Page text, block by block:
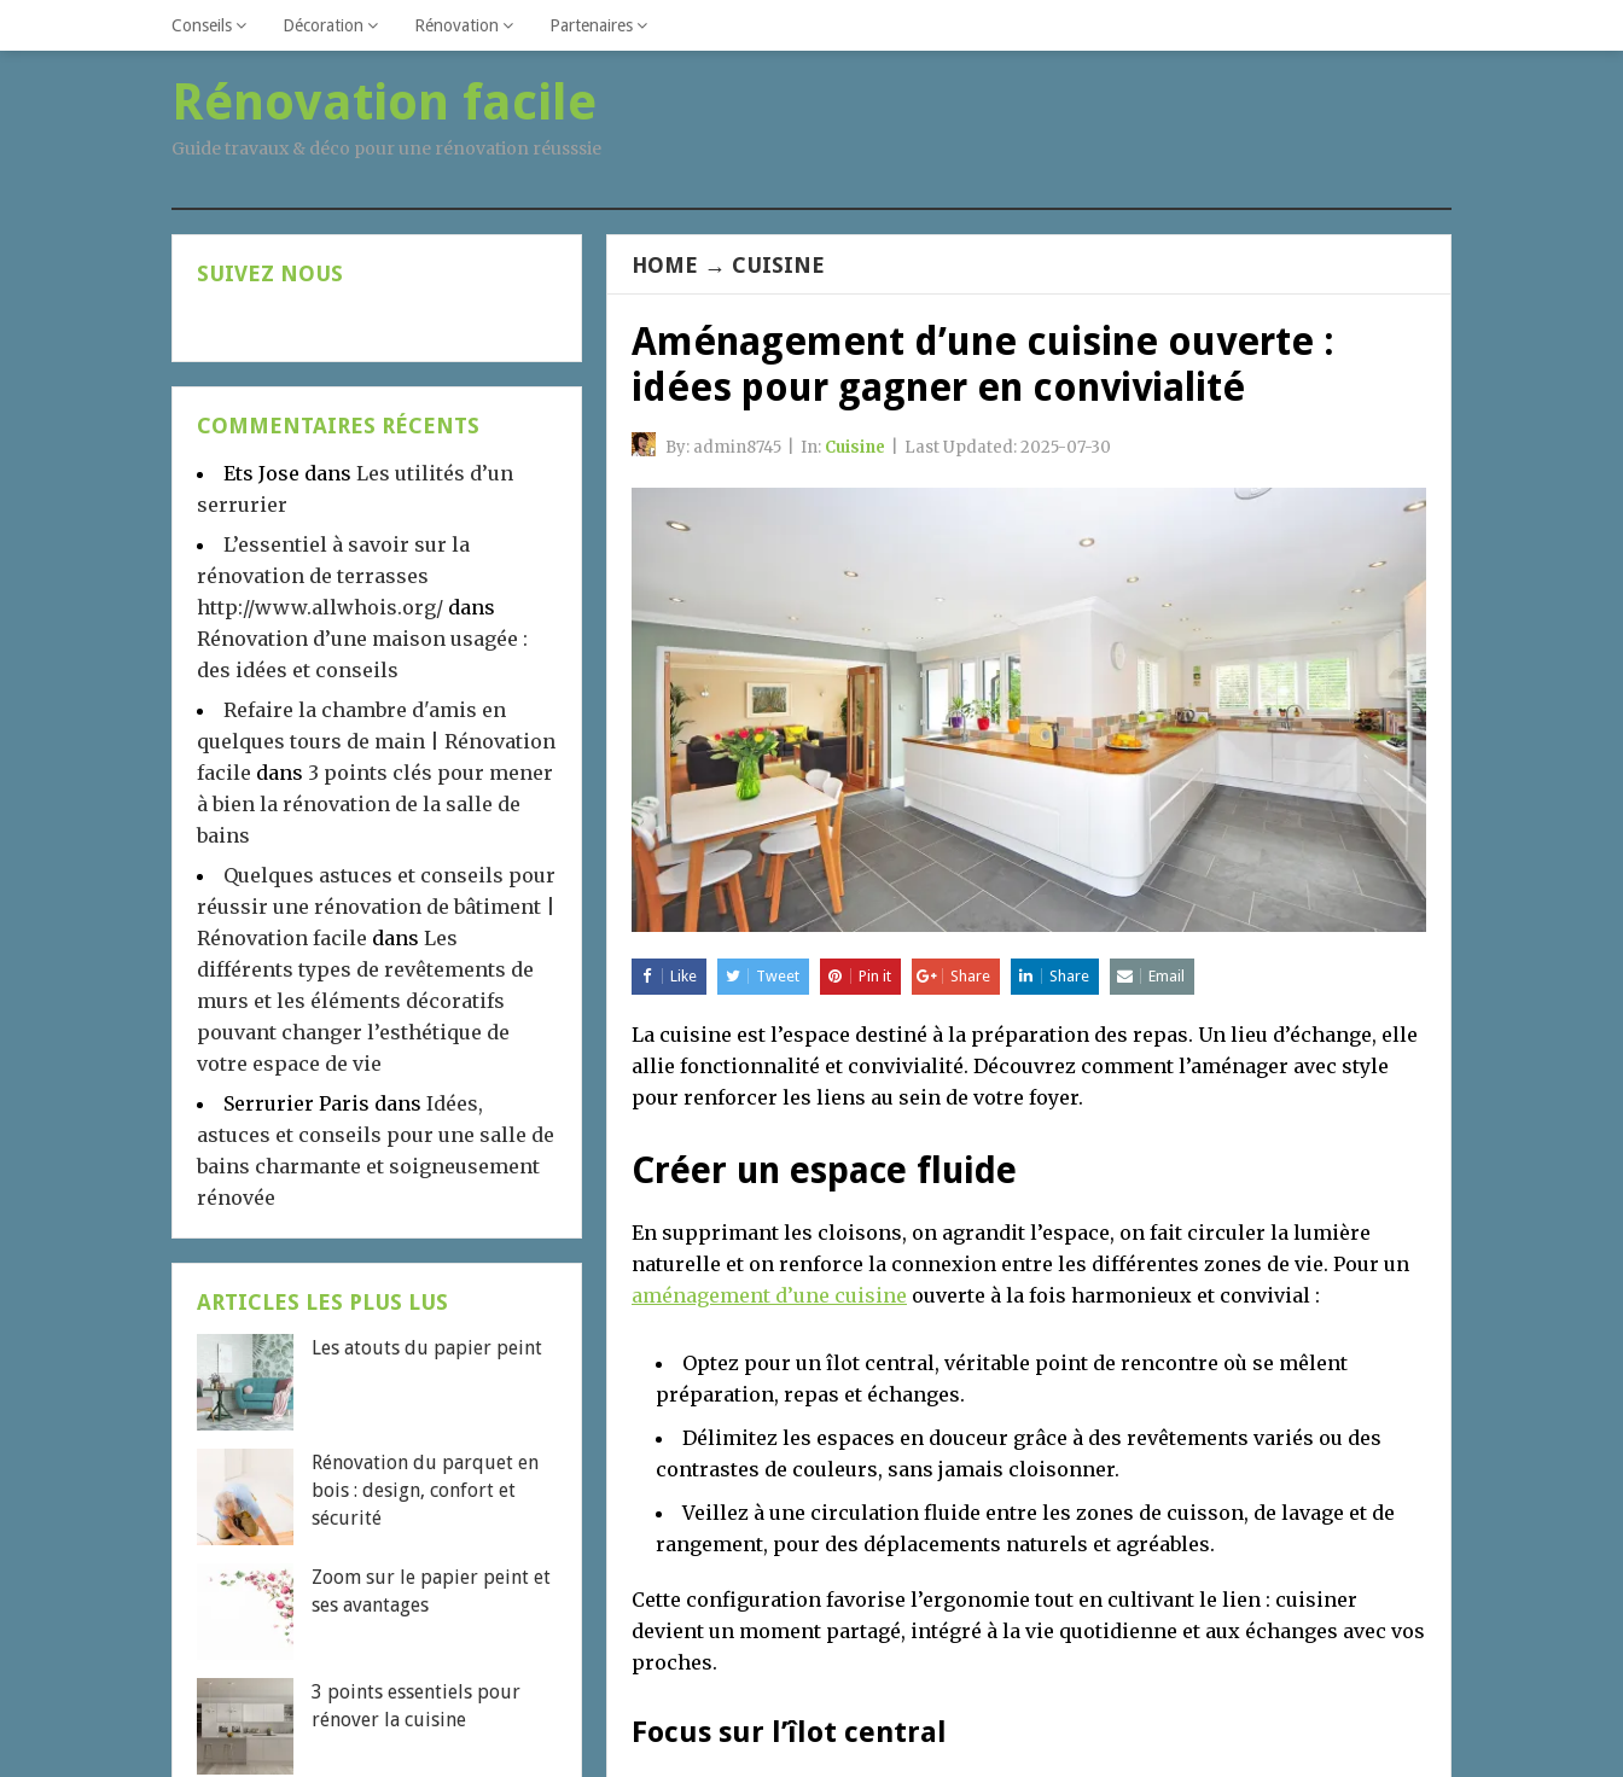
Conseils Décoration Rénovation Partenaires
Rénovation facile
Guide travaux & déco pour une rénovation réusssie
HOME → CUISINE
Aménagement d’une cuisine ouverte :
idées pour gagner en convivialité
By: admin8745 In: Cuisine Last Updated:2025-07-30
Like Tweet Pin it Share Share Email
La cuisine est l’espace destiné à la préparation des repas. Un lieu d’échange, elle
allie fonctionnalité et convivialité. Découvrez comment l’aménager avec style
pour renforcer les liens au sein de votre foyer.
Créer un espace fluide
En supprimant les cloisons, on agrandit l’espace, on fait circuler la lumière
naturelle et on renforce la connexion entre les différentes zones de vie. Pour un
aménagement d’une cuisine ouverte à la fois harmonieux et convivial :
Optez pour un îlot central, véritable point de rencontre où se mêlent
préparation, repas et échanges.
Délimitez les espaces en douceur grâce à des revêtements variés ou des
contrastes de couleurs, sans jamais cloisonner.
Veillez à une circulation fluide entre les zones de cuisson, de lavage et de
rangement, pour des déplacements naturels et agréables.
Cette configuration favorise l’ergonomie tout en cultivant le lien : cuisiner
devient un moment partagé, intégré à la vie quotidienne et aux échanges avec vos
proches.
Focus sur l’îlot central
SUIVEZ NOUS
COMMENTAIRES RÉCENTS
Ets Jose dans Les utilités d’un
serrurier
L’essentiel à savoir sur la
rénovation de terrasses
http://www.allwhois.org/ dans
Rénovation d’une maison usagée :
des idées et conseils
Refaire la chambre d'amis en
quelques tours de main | Rénovation
facile dans 3 points clés pour mener
à bien la rénovation de la salle de
bains
Quelques astuces et conseils pour
réussir une rénovation de bâtiment |
Rénovation facile dans Les
différents types de revêtements de
murs et les éléments décoratifs
pouvant changer l’esthétique de
votre espace de vie
Serrurier Paris dans Idées,
astuces et conseils pour une salle de
bains charmante et soigneusement
rénovée
ARTICLES LES PLUS LUS
Les atouts du papier peint
Rénovation du parquet en
bois : design, confort et
sécurité
Zoom sur le papier peint et
ses avantages
3 points essentiels pour
rénover la cuisine